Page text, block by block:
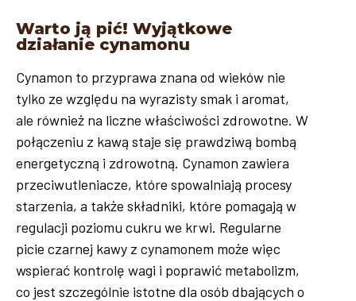
Warto ją pić! Wyjątkowe
działanie cynamonu
Cynamon to przyprawa znana od wieków nie
tylko ze względu na wyrazisty smak i aromat,
ale również na liczne właściwości zdrowotne. W
połączeniu z kawą staje się prawdziwą bombą
energetyczną i zdrowotną. Cynamon zawiera
przeciwutleniacze, które spowalniają procesy
starzenia, a także składniki, które pomagają w
regulacji poziomu cukru we krwi. Regularne
picie czarnej kawy z cynamonem może więc
wspierać kontrolę wagi i poprawić metabolizm,
co jest szczególnie istotne dla osób dbających o